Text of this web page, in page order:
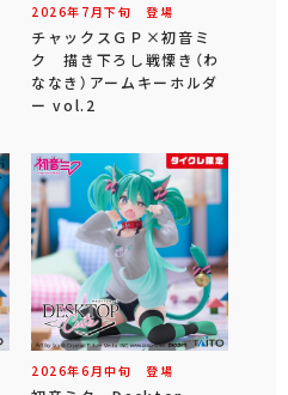
2026年 7 月下旬 登場
チャックスＧＰ×初音ミ
ク 描き下ろし戦慄き（わ
ななき）アームキーホルダ
ー vol.2
2026年6 月中旬 登場